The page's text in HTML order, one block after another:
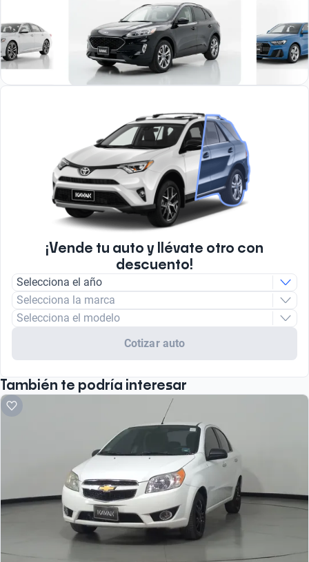
¡Vende tu auto y llévate otro con
descuento!
Selecciona el año
Selecciona la marca
Selecciona el modelo
Cotizar auto
También te podría interesar